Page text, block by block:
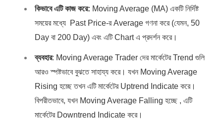
কিভাবে এটি কাজ করে: Moving Average (MA) একটি নির্দিষ্ট
সময়ের মধ্যে Past Price-র Average গণনা করে (যেমন, 50
Day বা 200 Day) এবং এটি Chart এ প্রদর্শন করে।
ব্যবহার: Moving Average Trader দের মার্কেটের Trend গুলি
আরও স্পষ্টভাবে বুঝতে সাহায্য করে। যখন Moving Average
Rising হচ্ছে তখন এটি মার্কেটের Uptrend Indicate করে।
বিপরীতভাবে, যখন Moving Average Falling হচ্ছে , এটি
মার্কেটের Downtrend Indicate করে।